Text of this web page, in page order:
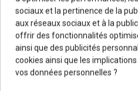
affiché et vu de tous sur
l'espace réservé sur
éventuellement sur la page
suffisamment grand
coordonnées soient bien
Le modèle présenté ici,
sociaux et la pertinence de la
aux réseaux sociaux et à la
offrir des fonctionnalités
ainsi que des publicités
cookies ainsi que les
vos données personnelles ?